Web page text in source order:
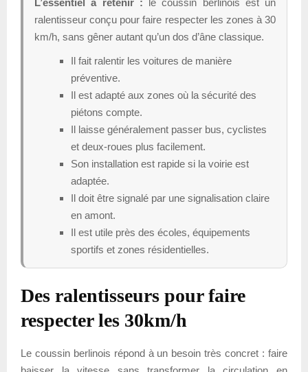
ralentisseur conçu pour faire respecter les zones à 30
km/h, sans gêner autant qu’un dos d’âne classique.
Il fait ralentir les voitures de manière
préventive.
Il est adapté aux zones où la sécurité des
piétons compte.
Il laisse généralement passer bus, cyclistes
et deux-roues plus facilement.
Son installation est rapide si la voirie est
adaptée.
Il doit être signalé par une signalisation claire
en amont.
Il est utile près des écoles, équipements
sportifs et zones résidentielles.
Des ralentisseurs pour faire
respecter les 30km/h
Le coussin berlinois répond à un besoin très concret : faire